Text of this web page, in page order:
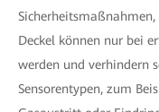
Deckel können nur bei
werden und verhindern
Sensorentypen, zum